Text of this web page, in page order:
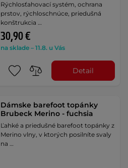
Rýchlosťahovací systém, ochrana
prstov, rýchloschnúce, priedušná
konštrukcia …
30,90 €
na sklade – 11.8. u Vás
Detail
Dámske barefoot topánky
Brubeck Merino - fuchsia
Ľahké a priedušné barefoot topánky z
Merino vlny, v ktorých posilníte svaly
na …